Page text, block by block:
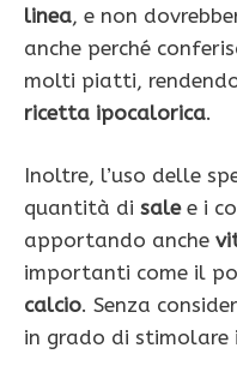
linea, e non
anche perché
molti piatti,
ricetta ipocalorica.
Inoltre, l’uso delle
quantità di salee i
apportando anche
importanti come il
calcio. Senza
in grado di stimolare